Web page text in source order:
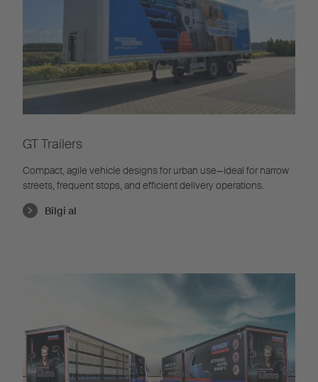
GT Trailers
Compact, agile vehicle designs for urban use—ideal for narrow
streets, frequent stops, and efficient delivery operations.
Bilgi al